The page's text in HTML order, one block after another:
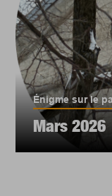
Énigme sur le
Mars 2026